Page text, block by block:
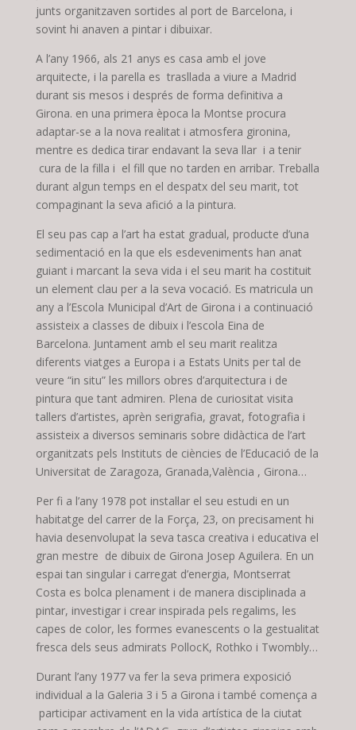
junts organitzaven sortides al port de Barcelona, i
sovint hi anaven a pintar i dibuixar.
A l’any 1966, als 21 anys es casa amb el jove
arquitecte, i la parella es trasllada a viure a Madrid
durant sis mesos i després de forma definitiva a
Girona. en una primera època la Montse procura
adaptar-se a la nova realitat i atmosfera gironina,
mentre es dedica tirar endavant la seva llar i a tenir
cura de la filla i el fill que no tarden en arribar. Treballa
durant algun temps en el despatx del seu marit, tot
compaginant la seva afició a la pintura.
El seu pas cap a l’art ha estat gradual, producte d’una
sedimentació en la que els esdeveniments han anat
guiant i marcant la seva vida i el seu marit ha costituit
un element clau per a la seva vocació. Es matricula un
any a l’Escola Municipal d’Art de Girona i a continuació
assisteix a classes de dibuix i l’escola Eina de
Barcelona. Juntament amb el seu marit realitza
diferents viatges a Europa i a Estats Units per tal de
veure “in situ” les millors obres d’arquitectura i de
pintura que tant admiren. Plena de curiositat visita
tallers d’artistes, aprèn serigrafia, gravat, fotografia i
assisteix a diversos seminaris sobre didàctica de l’art
organitzats pels Instituts de ciències de l’Educació de la
Universitat de Zaragoza, Granada,València , Girona…
Per fi a l’any 1978 pot instal·lar el seu estudi en un
habitatge del carrer de la Força, 23, on precisament hi
havia desenvolupat la seva tasca creativa i educativa el
gran mestre de dibuix de Girona Josep Aguilera. En un
espai tan singular i carregat d’energia, Montserrat
Costa es bolca plenament i de manera disciplinada a
pintar, investigar i crear inspirada pels regalims, les
capes de color, les formes evanescents o la gestualitat
fresca dels seus admirats PollocK, Rothko i Twombly…
Durant l’any 1977 va fer la seva primera exposició
individual a la Galeria 3 i 5 a Girona i també comença a
participar activament en la vida artística de la ciutat